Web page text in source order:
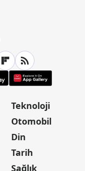
Teknoloji
Otomobil
Din
Tarih
Sağlık